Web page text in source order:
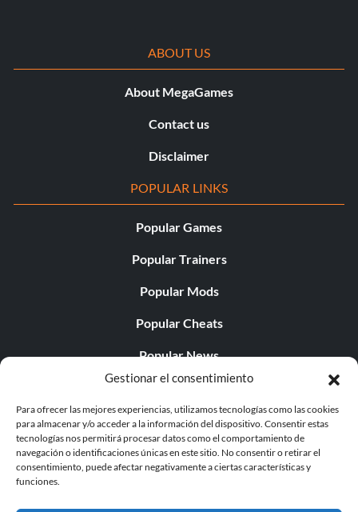
Gestionar el consentimiento
Para ofrecer las mejores experiencias, utilizamos tecnologías como las cookies
para almacenar y/o acceder a la información del dispositivo. Consentir estas
tecnologías nos permitirá procesar datos como el comportamiento de
navegación o identificaciones únicas en este sitio. No consentir o retirar el
consentimiento, puede afectar negativamente a ciertas características y
funciones.
ABOUT US
About MegaGames
Contact us
Disclaimer
POPULAR LINKS
Popular Games
Popular Trainers
Popular Mods
Popular Cheats
Popular News
Popular Editorials
Popular Free Games
LATEST UPDATES